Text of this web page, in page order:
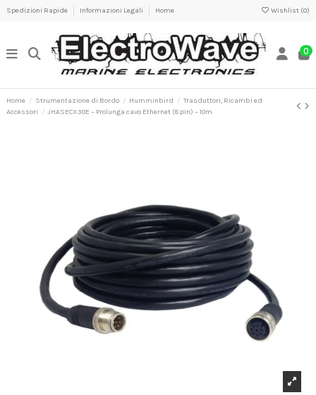
Spedizioni Rapide Informazioni Legali Home Wishlist (0)
0
Home Strumentazione di Bordo Humminbird
Trasduttori, Ricambi ed
Accessori
JHASECX30E – Prolunga cavo Ethernet (8 pin) – 10m